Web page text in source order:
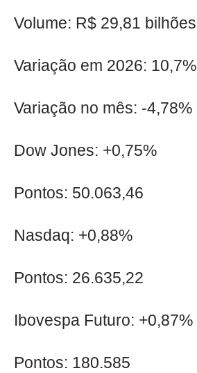
Volume: R$ 29,81 bilhões
Variação em 2026: 10,7%
Variação no mês: -4,78%
Dow Jones: +0,75%
Pontos: 50.063,46
Nasdaq: +0,88%
Pontos: 26.635,22
Ibovespa Futuro: +0,87%
Pontos: 180.585